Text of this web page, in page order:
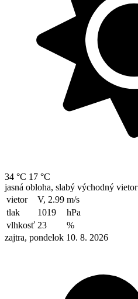
34 °C 17 °C
jasná obloha, slabý východný vietor
vietor
V, 2.99 m/s
tlak
1019
hPa
vlhkosť 23
%
zajtra, pondelok 10. 8. 2026